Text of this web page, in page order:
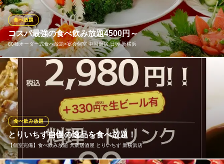
バー付きで、お好きなお酒をご注文ください。お得なクーポンも
ご用意させて頂きます。
全120種食べ飲み放題 もつ鍋と個室居酒屋 肉の王様 新横浜
肉洋魚バル横丁 個室有
横浜市営地下鉄新横浜駅 徒歩3分
神奈川県横浜市港北区新横浜2-3-10 YK8ビル4F
コスパ最強の食べ飲み放題4500円～
80種オーダー式食べ放題×宴会個室 中国厨房 日興 新横浜
食べ放題
北京ダック付オーダー式80種類食べ飲み放題コースでお得な2H45
00円！ オーダー式食べ放題だから、お料理はどれも出来たて熱々
の絶品です。歓送迎会・同窓会・忘新年会等のご宴会、ご家族や
お友達とのお食事にも是非どうぞ♪
80種オーダー式食べ放題×宴会個室 中国厨房 日興 新横浜
中華×食べ放題×個室
ＪＲ新横浜駅 徒歩2分
神奈川県横浜市港北区新横浜2-6-18 食遊館デ・プリマ4F
とりいちず自慢の逸品を食べ放題！
【個室完備】食べ飲み放題 大衆居酒屋 とりいちず 新横浜店
食べ飲み放題